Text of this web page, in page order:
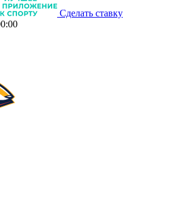
Сделать ставку